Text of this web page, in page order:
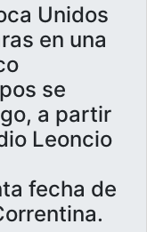
Unidos
en una
se
a partir
Leoncio
fecha de